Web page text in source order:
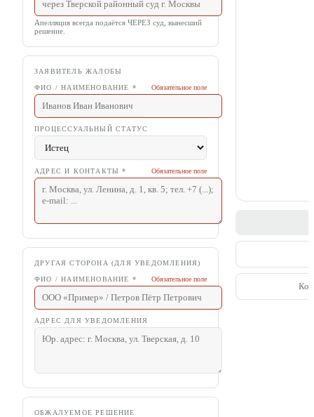
Апелляция всегда подаётся ЧЕРЕЗ суд, вынесший
решение.
ЗАЯВИТЕЛЬ ЖАЛОБЫ
ФИО / НАИМЕНОВАНИЕ * Обязательное поле
ПРОЦЕССУАЛЬНЫЙ СТАТУС
АДРЕС И КОНТАКТЫ * Обязательное поле
ДРУГАЯ СТОРОНА (ДЛЯ УВЕДОМЛЕНИЯ)
ФИО / НАИМЕНОВАНИЕ * Обязательное поле
АДРЕС ДЛЯ УВЕДОМЛЕНИЯ
ОБЖАЛУЕМОЕ РЕШЕНИЕ